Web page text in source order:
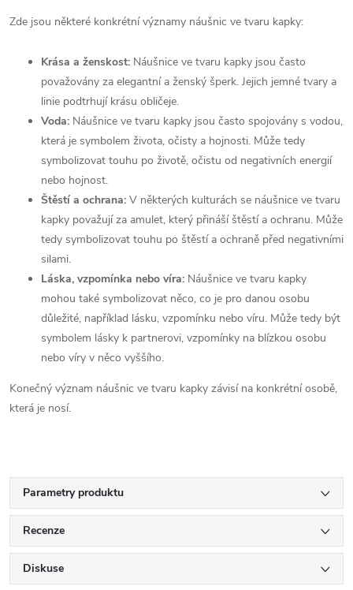
Zde jsou některé konkrétní významy náušnic ve tvaru kapky:
Krása a ženskost: Náušnice ve tvaru kapky jsou často
považovány za elegantní a ženský šperk. Jejich jemné tvary a
linie podtrhují krásu obličeje.
Voda: Náušnice ve tvaru kapky jsou často spojovány s vodou,
která je symbolem života, očisty a hojnosti. Může tedy
symbolizovat touhu po životě, očistu od negativních energií
nebo hojnost.
Štěstí a ochrana: V některých kulturách se náušnice ve tvaru
kapky považují za amulet, který přináší štěstí a ochranu. Může
tedy symbolizovat touhu po štěstí a ochraně před negativními
silami.
Láska, vzpomínka nebo víra: Náušnice ve tvaru kapky
mohou také symbolizovat něco, co je pro danou osobu
důležité, například lásku, vzpomínku nebo víru. Může tedy být
symbolem lásky k partnerovi, vzpomínky na blízkou osobu
nebo víry v něco vyššího.
Konečný význam náušnic ve tvaru kapky závisí na konkrétní osobě,
která je nosí.
Parametry produktu
Recenze
Diskuse